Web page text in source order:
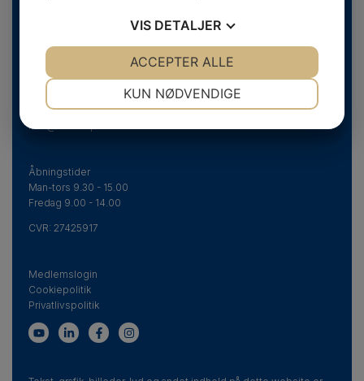
Danske Fodterapeuter
Svend Aukens Plads 11, 2. sal
DK-2300 København S
Telefon+45 43 20 51 20
info@fodterapeut.dk
Åbningstider
Man-tors 9.30 - 15.00
Fredag 9.00 - 14.00
CVR: 27425917
Medlemslogin
Cookiepolitik
Privatlivspolitik
VIS DETALJER
NEJ JA
KUN NØDVENDIGE
ACCEPTER ALLE